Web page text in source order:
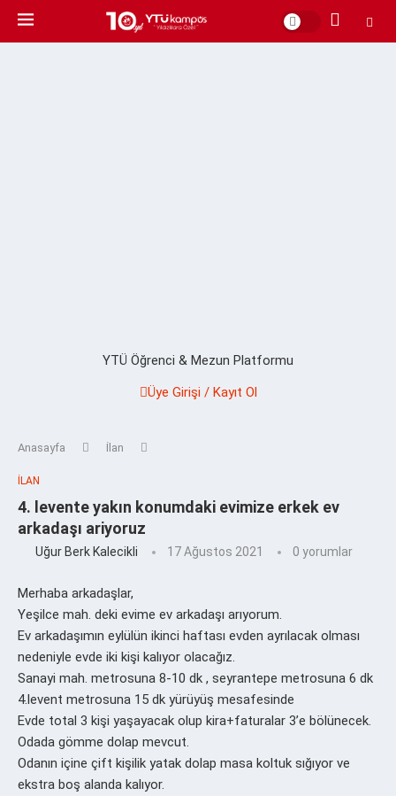
YTÜ Öğrenci & Mezun Platformu
Üye Girişi / Kayıt Ol
Anasayfa İlan
İLAN
4. levente yakın konumdaki evimize erkek ev
arkadaşı ariyoruz
Uğur Berk Kalecikli 17 Ağustos 2021 0 yorumlar
Merhaba arkadaşlar,
Yeşilce mah. deki evime ev arkadaşı arıyorum.
Ev arkadaşımın eylülün ikinci haftası evden ayrılacak olması
nedeniyle evde iki kişi kalıyor olacağız.
Sanayi mah. metrosuna 8-10 dk , seyrantepe metrosuna 6 dk
4.levent metrosuna 15 dk yürüyüş mesafesinde
Evde total 3 kişi yaşayacak olup kira+faturalar 3’e bölünecek.
Odada gömme dolap mevcut.
Odanın içine çift kişilik yatak dolap masa koltuk sığıyor ve
ekstra boş alanda kalıyor.